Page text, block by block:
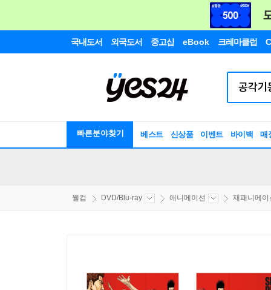
국내도서 외국도서 중고샵 eBook 크레마클럽
빠른분야찾기 베스트 신상품 이벤트 바이백 매
웰컴 DVD/Blu-ray 애니메이션 재패니메이